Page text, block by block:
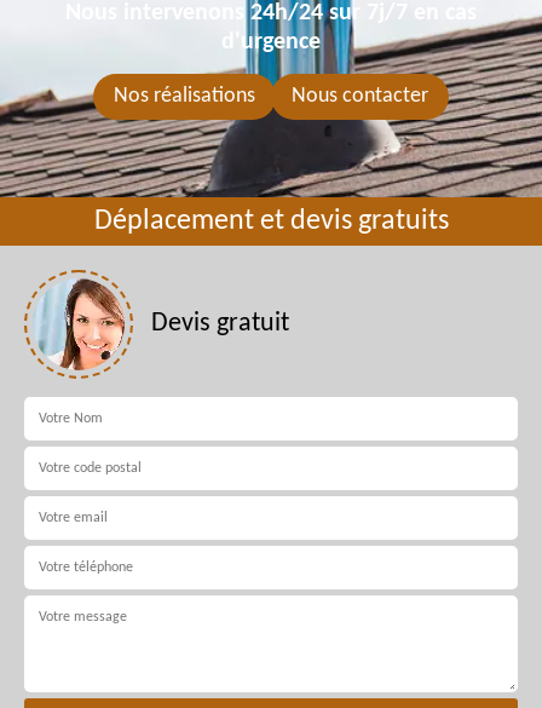
Nous intervenons 24h/24 sur 7j/7 en cas
d'urgence
Nos réalisations Nous contacter
Déplacement et devis gratuits
Devis gratuit